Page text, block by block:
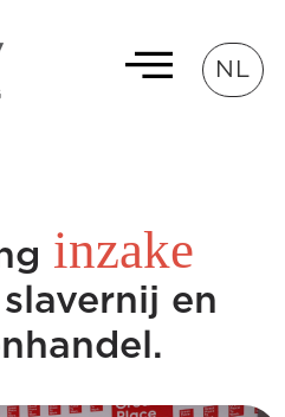
NL
inzake
en